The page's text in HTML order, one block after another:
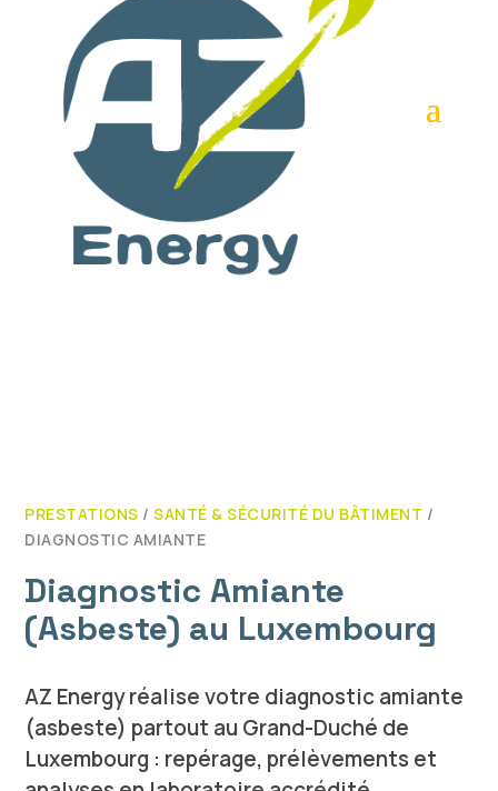
PRESTATIONS /SANTÉ & SÉCURITÉ DU BÂTIMENT /
DIAGNOSTIC AMIANTE
Diagnostic Amiante
(Asbeste) au Luxembourg
AZ Energy réalise votre diagnostic amiante
(asbeste) partout au Grand-Duché de
Luxembourg : repérage, prélèvements et